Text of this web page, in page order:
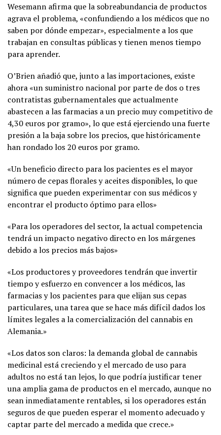
Wesemann afirma que la sobreabundancia de productos
agrava el problema, «confundiendo a los médicos que no
saben por dónde empezar», especialmente a los que
trabajan en consultas públicas y tienen menos tiempo
para aprender.
O’Brien añadió que, junto a las importaciones, existe
ahora «un suministro nacional por parte de dos o tres
contratistas gubernamentales que actualmente
abastecen a las farmacias a un precio muy competitivo de
4,30 euros por gramo», lo que está ejerciendo una fuerte
presión a la baja sobre los precios, que históricamente
han rondado los 20 euros por gramo.
«Un beneficio directo para los pacientes es el mayor
número de cepas florales y aceites disponibles, lo que
significa que pueden experimentar con sus médicos y
encontrar el producto óptimo para ellos»
«Para los operadores del sector, la actual competencia
tendrá un impacto negativo directo en los márgenes
debido a los precios más bajos»
«Los productores y proveedores tendrán que invertir
tiempo y esfuerzo en convencer a los médicos, las
farmacias y los pacientes para que elijan sus cepas
particulares, una tarea que se hace más difícil dados los
límites legales a la comercialización del cannabis en
Alemania.»
«Los datos son claros: la demanda global de cannabis
medicinal está creciendo y el mercado de uso para
adultos no está tan lejos, lo que podría justificar tener
una amplia gama de productos en el mercado, aunque no
sean inmediatamente rentables, si los operadores están
seguros de que pueden esperar el momento adecuado y
captar parte del mercado a medida que crece.»